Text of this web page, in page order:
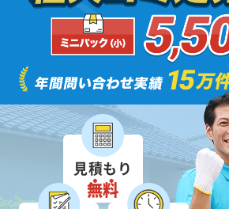
見積もり
無料